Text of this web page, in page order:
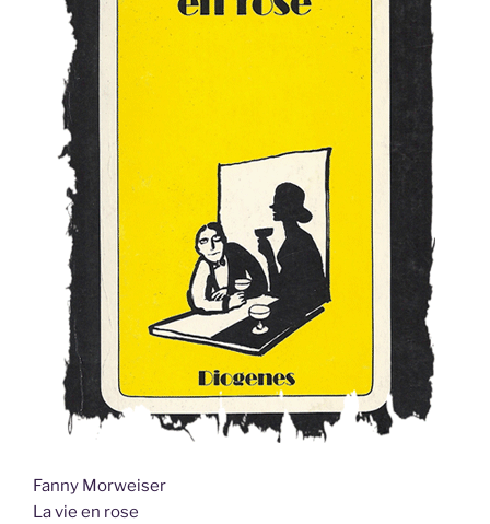
Fanny Morweiser
La vie en rose